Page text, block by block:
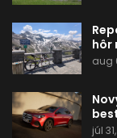
hôr
aug
júl